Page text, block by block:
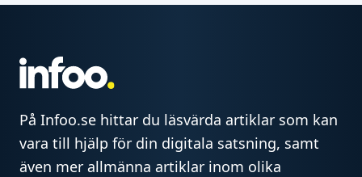
På Infoo.se hittar du läsvärda artiklar som kan
vara till hjälp för din digitala satsning, samt
även mer allmänna artiklar inom olika